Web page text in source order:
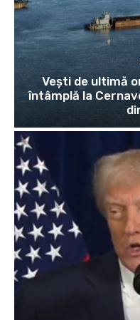
Vești de ultimă
întâmplă la